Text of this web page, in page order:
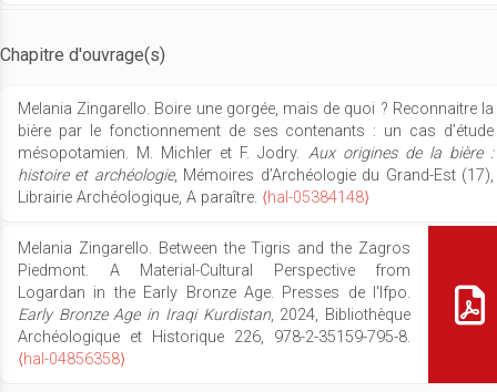
Chapitre d'ouvrage(s)
Melania Zingarello. Boire une gorgée, mais de quoi ? Reconnaitre la
bière par le fonctionnement de ses contenants : un cas d’étude
mésopotamien. M. Michler et F. Jodry. Aux origines de la bière :
histoire et archéologie, Mémoires d’Archéologie du Grand-Est (17),
Librairie Archéologique, A paraître. ⟨hal-05384148⟩
Melania Zingarello. Between the Tigris and the Zagros
Piedmont. A Material-Cultural Perspective from
Logardan in the Early Bronze Age. Presses de l'Ifpo.
Early Bronze Age in Iraqi Kurdistan, 2024, Bibliothèque
Archéologique et Historique 226, 978-2-35159-795-8.
⟨hal-04856358⟩